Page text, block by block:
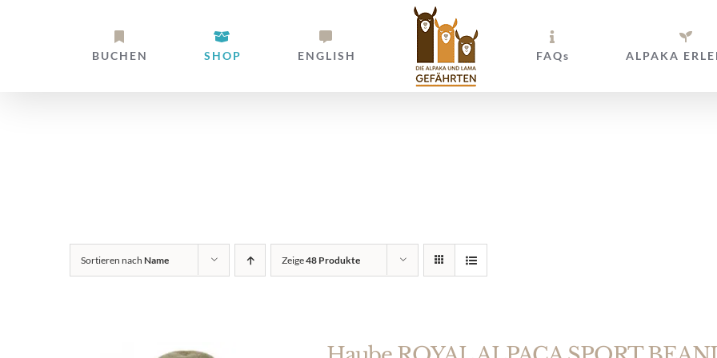
BUCHEN SHOP ENGLISH FAQs ALPAKA
Sortieren nach Name Zeige48 Produkte